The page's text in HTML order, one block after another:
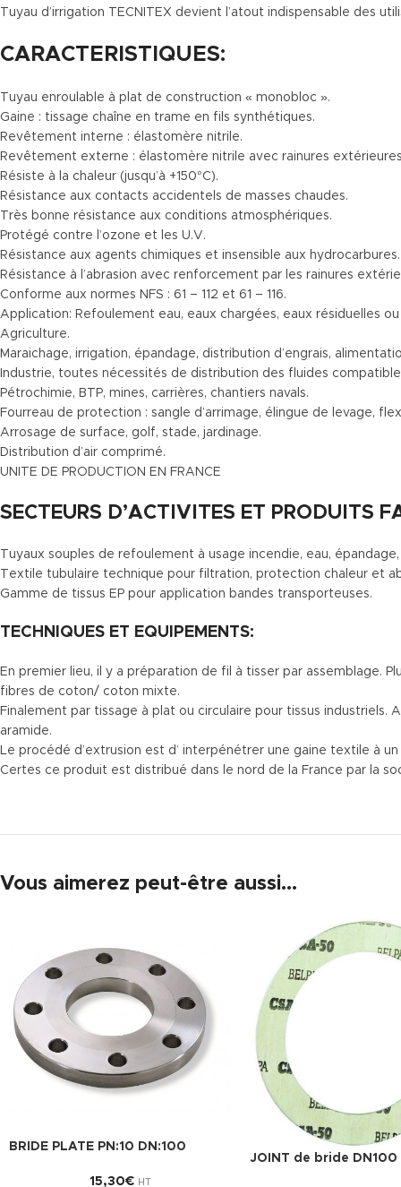
Tuyau d’irrigation TECNITEX devient l’atout indispensable des
CARACTERISTIQUES:
Tuyau enroulable à plat de construction « monobloc ».
Gaine : tissage chaîne en trame en fils synthétiques.
Revêtement interne : élastomère nitrile.
Revêtement externe : élastomère nitrile avec rainures
Résiste à la chaleur (jusqu’à +150°C).
Résistance aux contacts accidentels de masses chaudes.
Très bonne résistance aux conditions atmosphériques.
Protégé contre l’ozone et les U.V.
Résistance aux agents chimiques et insensible aux hydrocarbures.
Résistance à l’abrasion avec renforcement par les rainures
Conforme aux normes NFS : 61 – 112 et 61 – 116.
Application: Refoulement eau, eaux chargées, eaux résiduelles ou
Agriculture.
Maraichage, irrigation, épandage, distribution d’engrais,
Industrie, toutes nécessités de distribution des fluides
Pétrochimie, BTP, mines, carrières, chantiers navals.
Fourreau de protection : sangle d’arrimage, élingue de levage,
Arrosage de surface, golf, stade, jardinage.
Distribution d’air comprimé.
UNITE DE PRODUCTION EN FRANCE
SECTEURS D’ACTIVITES ET PRODUITS
Tuyaux souples de refoulement à usage incendie, eau,
Textile tubulaire technique pour filtration, protection chaleur et
Gamme de tissus EP pour application bandes transporteuses.
TECHNIQUES ET EQUIPEMENTS:
En premier lieu, il y a préparation de fil à tisser par
fibres de coton/ coton mixte.
Finalement par tissage à plat ou circulaire pour tissus
aramide.
Le procédé d’extrusion est d’ interpénétrer une gaine textile à
Certes ce produit est distribué dans le nord de la France par la
Vous aimerez peut-être aussi…
BRIDE PLATE PN:10 DN:100
15,30€ HT
JOINT de bride DN100